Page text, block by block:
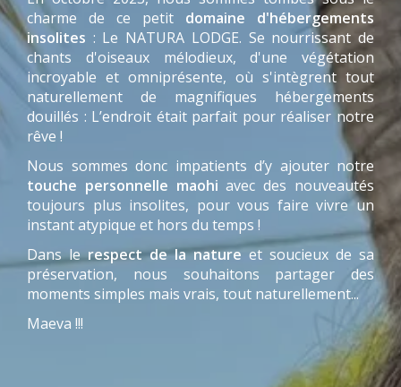
charme de ce petit domaine d'hébergements
insolites : Le NATURA LODGE. Se nourrissant de
chants d'oiseaux mélodieux, d'une végétation
incroyable et omniprésente, où s'intègrent tout
naturellement de magnifiques hébergements
douillés : L’endroit était parfait pour réaliser notre
rêve !
Nous sommes donc impatients d’y ajouter notre
touche personnelle maohi avec des nouveautés
toujours plus insolites, pour vous faire vivre un
instant atypique et hors du temps !
Dans lerespect de la natureet soucieux de sa
préservation, nous souhaitons partager des
moments simples mais vrais, tout naturellement...
Maeva !!!